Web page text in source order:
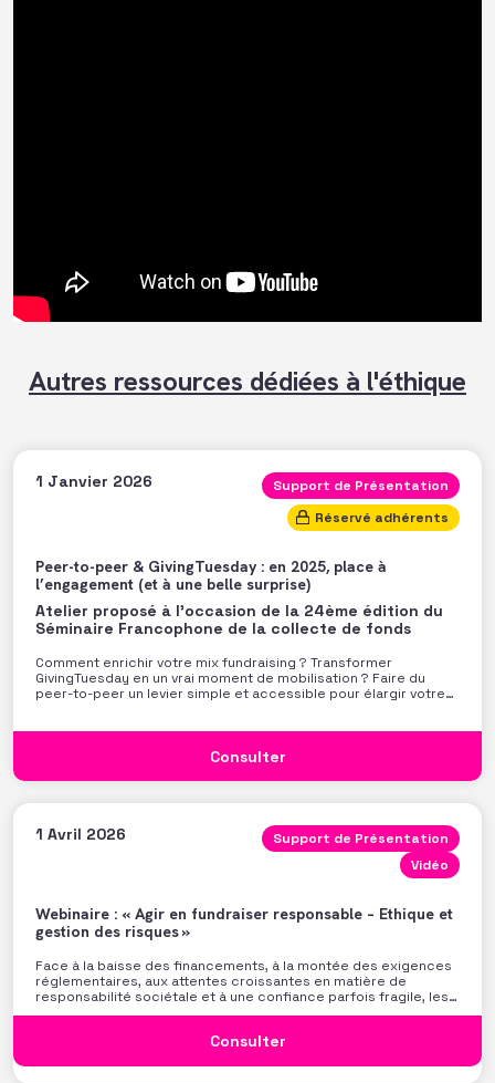
Autres ressources dédiées à l'éthique
1 Janvier 2026
Support de Présentation
Réservé adhérents
Peer-to-peer & GivingTuesday : en 2025, place à
l’engagement (et à une belle surprise)
Atelier proposé à l'occasion de la 24ème édition du
Séminaire Francophone de la collecte de fonds
Comment enrichir votre mix fundraising ? Transformer
GivingTuesday en un vrai moment de mobilisation ? Faire du
peer-to-peer un levier simple et accessible pour élargir votre
Consulter
1 Avril 2026
Support de Présentation
Vidéo
Webinaire : « Agir en fundraiser responsable – Ethique et
gestion des risques »
Face à la baisse des financements, à la montée des exigences
réglementaires, aux attentes croissantes en matière de
responsabilité sociétale et à une confiance parfois fragile, les
organisations de l’intérêt général doivent faire preuve d’une
invisibles, souvent complexes. Et au cœur de
Consulter